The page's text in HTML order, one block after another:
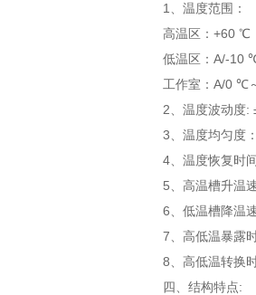
1、温度范围：
高温区：+60 ℃
低温区：A/-
工作室：A/0
2、温度波动度
3、温度均匀度
4、温度恢复时
5、高温槽升温
6、低温槽降温
7、高低温暴露
8、高低温转换
四、结构特点: